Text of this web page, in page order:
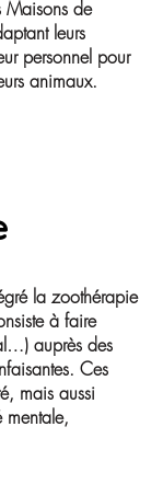
Maisons de
leurs
personnel pour
animaux.
la zoothérapie
à faire
auprès des
Ces
mais aussi
mentale,